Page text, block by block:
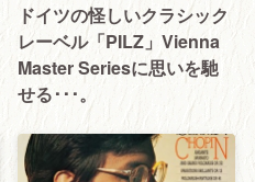
ドイツの怪しいクラシック
レーベル「PILZ」Vienna
Master Seriesに思いを馳
せる･･･。